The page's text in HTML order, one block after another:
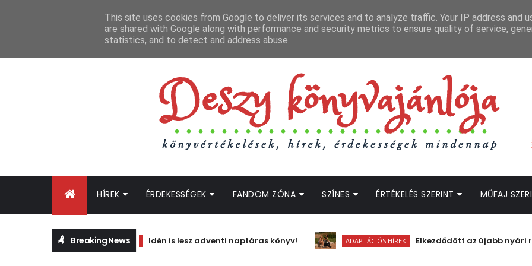
HÍREK ÉRDEKESSÉGEK FANDOM ZÓNA SZÍNES ÉRTÉKELÉS SZERINT MŰFAJ
Breaking News
HÍRMORZSÁK A NAGYVILÁGBÓL Idén is lesz adventi naptáras könyv! ADAPTÁCIÓS HÍREK Elkezdődött az újabb nyári
This site uses cookies from Google to deliver its services and to analyze traffic. Your IP address and
are shared with Google along with performance and security metrics to ensure quality of service,
statistics, and to detect and address abuse.